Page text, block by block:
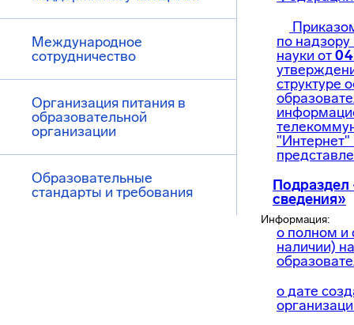
Международное
сотрудничество
Организация питания в
образовательной
организации
Образовательные
стандарты и требования
по
науки от
структуре
сведения»
Информация:
о полном и
наличии)
о дате